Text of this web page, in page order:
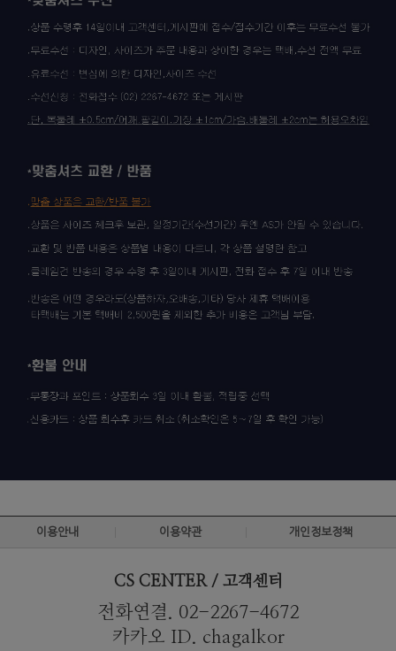
이용안내 이용약관 개인정보정책
CS CENTER / 고객센터
전화연결. 02-2267-4672
카카오 ID. chagalkor